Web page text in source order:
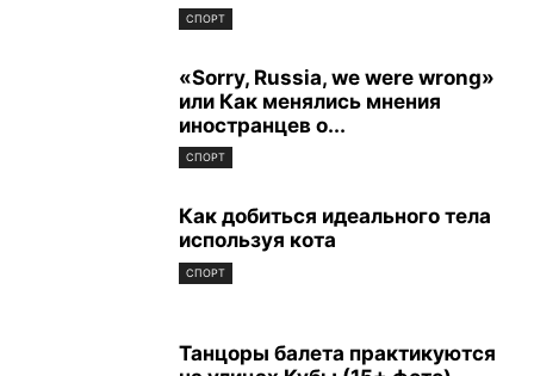
СПОРТ
«Sorry, Russia, we were wrong»
или Как менялись мнения
иностранцев о...
СПОРТ
Как добиться идеального тела
используя кота
СПОРТ
Танцоры балета практикуются